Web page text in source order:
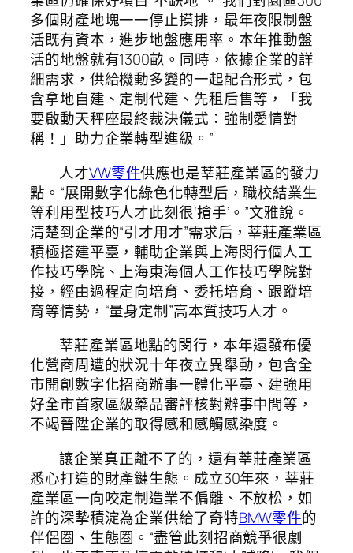
多個財產地塊一一停止摸排，最年夜限制盤
活既有資本，進步地盤應用率。本年推動盤
活的地盤就有1300畝。同時，依據企業的詳
細需求，供給機動多變的一起配合形式，包
含拿地自建、定制代建、先租后售等，「我
要啟動天秤座最終裁決儀式：強制愛情對
稱！」助力企業轉型進級。”
人才VW零件供應也是莘莊產業區的發力
點。“展開數字化綠色化轉型后，職校結業生
等利用型技巧人才此刻很‘搶手’。”文雅說。
清楚到企業的“引才用才”需求后，莘莊產業區
積極搭建平臺，輔助企業與上海閔行個人工
作技巧學院、上海東海個人工作技巧學院對
接，經由過程定向培育、委托培育、跟蹤培
育等情勢，“量身定制”高本質技巧人才。
莘莊產業區地點的閔行，本年還發布優
化營商周遭的狀況十年夜立異舉動，包含全
市開創數字化招商辦事一體化平臺、建強用
好全市首家區級藥品審評核對辦事中間等，
不竭晉陞企業的取得感和感觸感染度。
讓企業真正離不了的，還有莘莊產業區
悉心打造的財產鏈生態。成立30年來，莘莊
產業區一向咬定制造業不偏離、不放松，如
許的深摯積淀為企業供給了奇特BMW零件的
伴侶圈、生態圈。“盡管此刻招商競爭很劇